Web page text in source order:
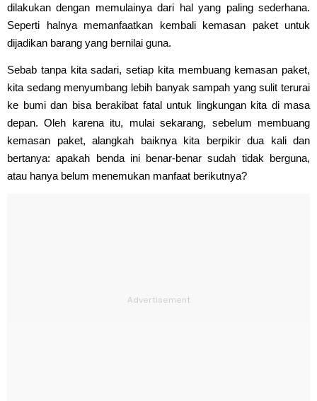
dilakukan dengan memulainya dari hal yang paling sederhana.
Seperti halnya memanfaatkan kembali kemasan paket untuk
dijadikan barang yang bernilai guna.
Sebab tanpa kita sadari, setiap kita membuang kemasan paket,
kita sedang menyumbang lebih banyak sampah yang sulit terurai
ke bumi dan bisa berakibat fatal untuk lingkungan kita di masa
depan. Oleh karena itu, mulai sekarang, sebelum membuang
kemasan paket, alangkah baiknya kita berpikir dua kali dan
bertanya: apakah benda ini benar-benar sudah tidak berguna,
atau hanya belum menemukan manfaat berikutnya?